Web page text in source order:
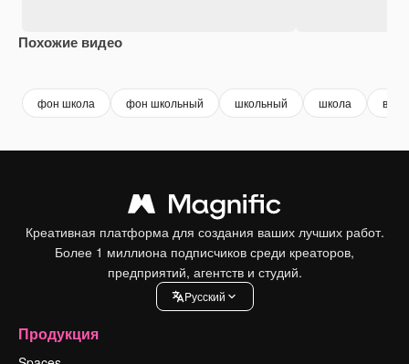
Похожие видео
фон школа фон школьный школьный школа в
Креативная платформа для создания ваших лучших работ.
Более 1 миллиона подписчиков среди креаторов,
предприятий, агентств и студий.
Pусский
Продукция